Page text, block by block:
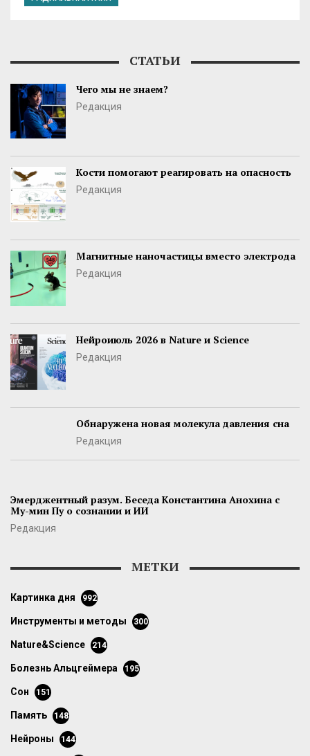
СТАТЬИ
Чего мы не знаем?
Редакция
Кости помогают реагировать на опасность
Редакция
Магнитные наночастицы вместо электрода
Редакция
Нейроиюль 2026 в Nature и Science
Редакция
Обнаружена новая молекула давления сна
Редакция
Эмерджентный разум. Беседа Константина Анохина с
Му-мин Пу о сознании и ИИ
Редакция
МЕТКИ
картинка дня 992
инструменты и методы 300
Nature&Science 214
болезнь Альцгеймера 195
сон 151
память 148
нейроны 144